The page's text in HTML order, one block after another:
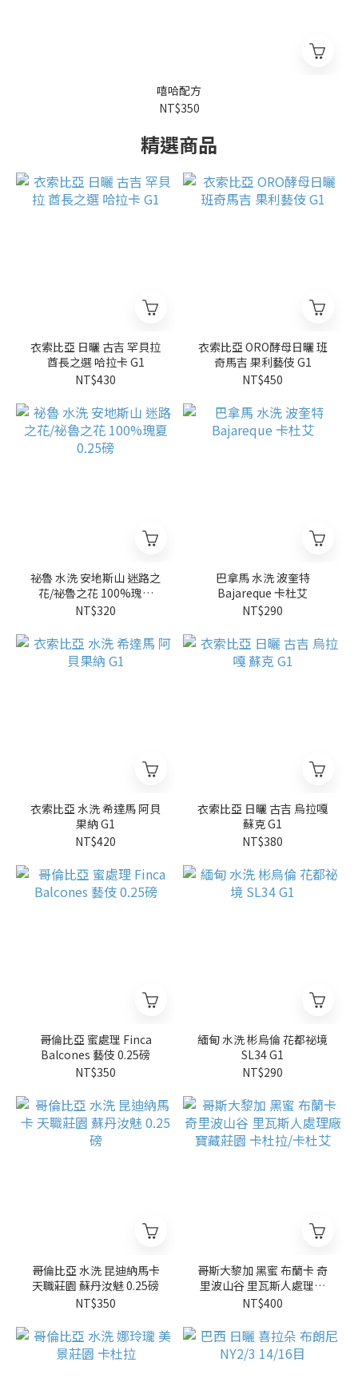
嘻哈配方
NT$350
精選商品
衣索比亞 日曬 古吉 罕貝拉
酋長之選 哈拉卡 G1
NT$430
衣索比亞 ORO酵母日曬 班
奇馬吉 果利藝伎 G1
NT$450
祕魯 水洗 安地斯山 迷路之
花/祕魯之花 100%瑰夏
0.25磅
NT$320
巴拿馬 水洗 波奎特
Bajareque 卡杜艾
NT$290
衣索比亞 水洗 希達馬 阿貝
果納 G1
NT$420
衣索比亞 日曬 古吉 烏拉嘎
蘇克 G1
NT$380
哥倫比亞 蜜處理 Finca
Balcones 藝伎 0.25磅
NT$350
緬甸 水洗 彬烏倫 花都祕境
SL34 G1
NT$290
哥倫比亞 水洗 昆迪納馬卡
天職莊園 蘇丹汝魅 0.25磅
NT$350
哥斯大黎加 黑蜜 布蘭卡 奇
里波山谷 里瓦斯人處理廠
寶藏莊園 卡杜拉/卡杜艾
NT$400